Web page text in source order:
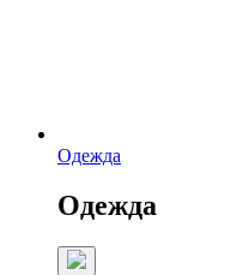
Одежда
Одежда